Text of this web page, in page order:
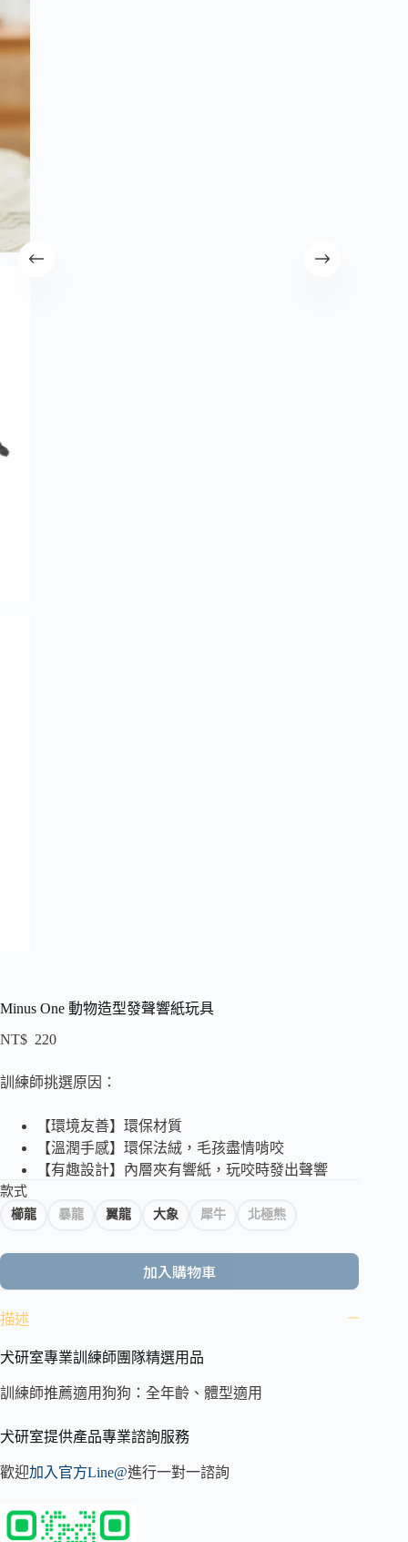
Minus One 動物造型發聲響紙玩具
NT$ 220
訓練師挑選原因：
【環境友善】環保材質
【溫潤手感】環保法絨，毛孩盡情啃咬
【有趣設計】內層夾有響紙，玩咬時發出聲響
款式
櫛龍 暴龍 翼龍 大象 犀牛 北極熊
加入購物車
描述
犬研室專業訓練師團隊精選用品
訓練師推薦適用狗狗：全年齡、體型適用
犬研室提供產品專業諮詢服務
歡迎加入官方Line@進行一對一諮詢